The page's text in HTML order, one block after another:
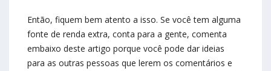
Então, fiquem bem atento a isso. Se você tem alguma
fonte de renda extra, conta para a gente, comenta
embaixo deste artigo porque você pode dar ideias
para as outras pessoas que lerem os comentários e